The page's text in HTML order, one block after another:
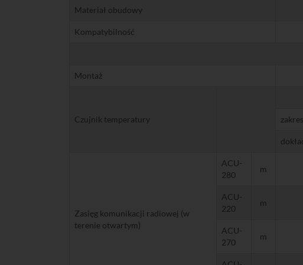
Materiał obudowy
Kompatybilność
Montaż
Czujnik temperatury
Zasięg komunikacji radiowej (w
terenie otwartym)
ACU-
280
m
ACU-
220
m
ACU-
270
m